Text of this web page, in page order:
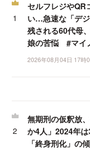
セルフレジやQR
い…急速な「デ
残される60代母
娘の苦悩 #マイ
2026年08月04日 17時
無期刑の仮釈放
か4人」2024年
「終身刑化」の